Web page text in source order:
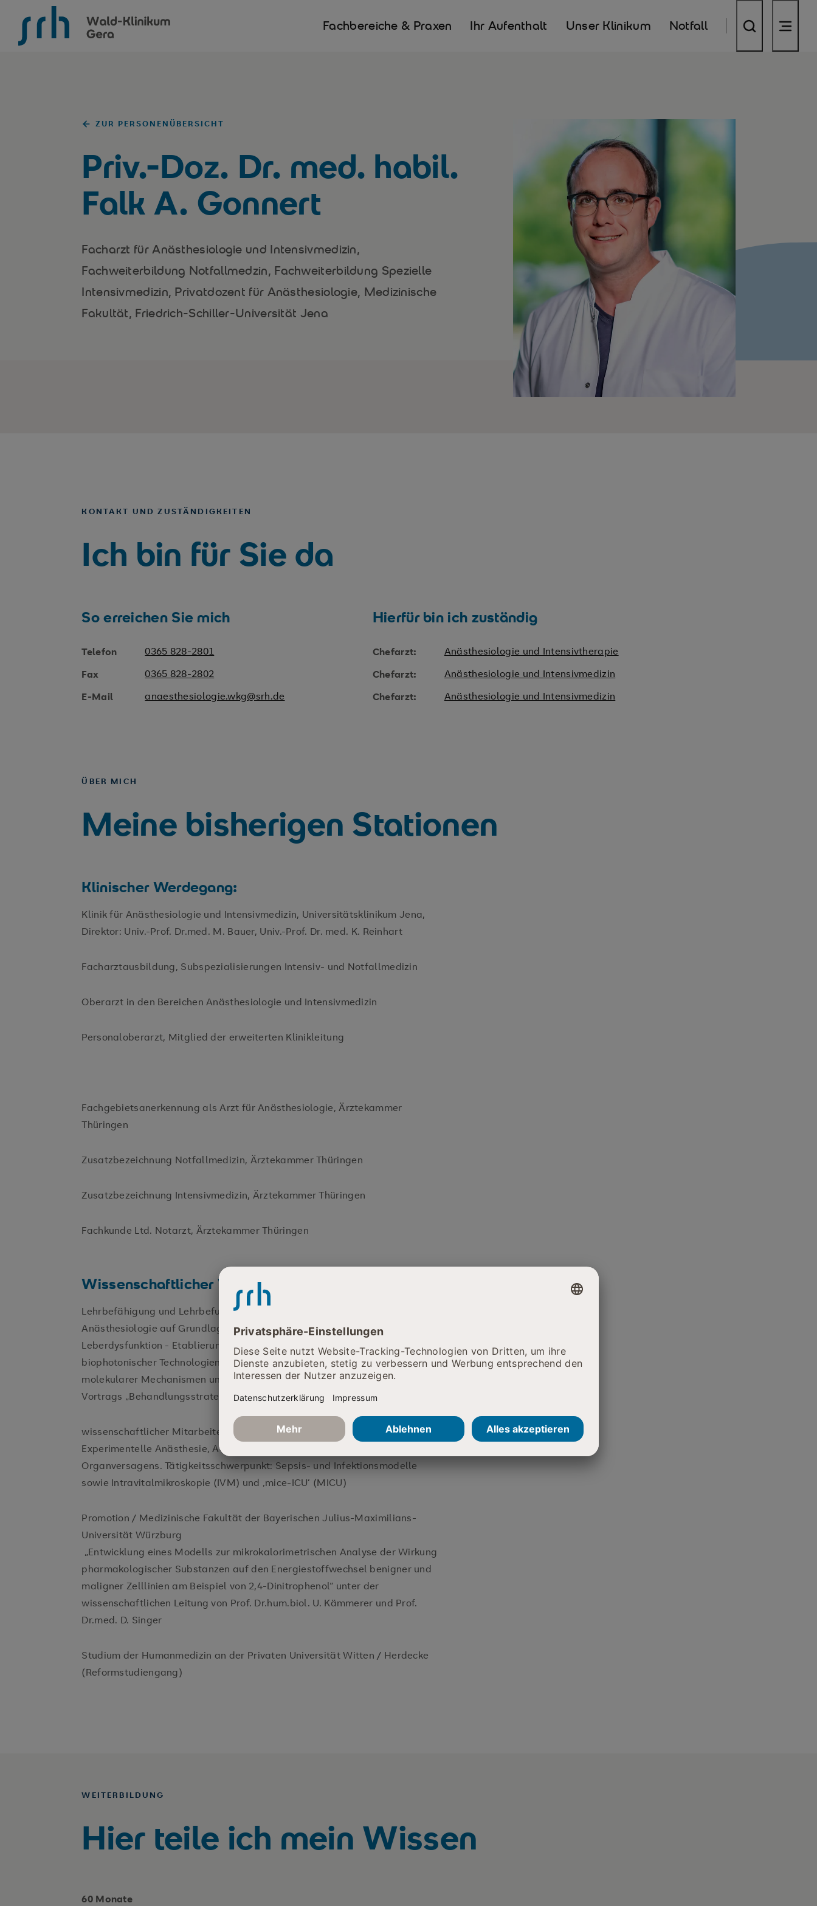
Fachbereiche & Praxen Ihr Aufenthalt Unser Klinikum Notfall
ZUR PERSONENÜBERSICHT
Priv.-Doz. Dr. med. habil.
Falk A. Gonnert
Facharzt für Anästhesiologie und Intensivmedizin,
Fachweiterbildung Notfallmedzin, Fachweiterbildung Spezielle
Intensivmedizin, Privatdozent für Anästhesiologie, Medizinische
Fakultät, Friedrich-Schiller-Universität Jena
KONTAKT UND ZUSTÄNDIGKEITEN
Ich bin für Sie da
So erreichen Sie mich
Telefon
0365 828-2801
Fax
0365 828-2802
E-Mail
anaesthesiologie.wkg@srh.de
Hierfür bin ich zuständig
Chefarzt:
Anästhesiologie und Intensivtherapie
Chefarzt:
Anästhesiologie und Intensivmedizin
Chefarzt:
Anästhesiologie und Intensivmedizin
ÜBER MICH
Meine bisherigen Stationen
Klinischer Werdegang:
Klinik für Anästhesiologie und Intensivmedizin, Universitätsklinikum Jena,
Direktor: Univ.-Prof. Dr.med. M. Bauer, Univ.-Prof. Dr. med. K. Reinhart
Facharztausbildung, Subspezialisierungen Intensiv- und Notfallmedizin
Oberarzt in den Bereichen Anästhesiologie und Intensivmedizin
Personaloberarzt, Mitglied der erweiterten Klinikleitung
Fachgebietsanerkennung als Arzt für Anästhesiologie, Ärztekammer
Thüringen
Zusatzbezeichnung Notfallmedizin, Ärztekammer Thüringen
Zusatzbezeichnung Intensivmedizin, Ärztekammer Thüringen
Fachkunde Ltd. Notarzt, Ärztekammer Thüringen
Wissenschaftlicher Werdegang:
Lehrbefähigung und Lehrbefugnis (Venia legendi) für das Fach
Anästhesiologie auf Grundlage der Habilitationsschrift „Sepsis-assoziierte
Leberdysfunktion - Etablierung tierexperimenteller Konzepte mit Anwendung
biophotonischer Technologien zur Untersuchung zugrunde liegender
molekularer Mechanismen und ihrer funktionellen Relevanz“ sowie des
Vortrags „Behandlungsstrategien des akuten Atemnotsyndroms (ARDS)“
wissenschaftlicher Mitarbeiter:
Experimentelle Anästhesie, AG Molekulare Mechanismen des
Organversagens. Tätigkeitsschwerpunkt: Sepsis- und Infektionsmodelle
sowie Intravitalmikroskopie (IVM) und ‚mice-ICU’ (MICU)
Promotion / Medizinische Fakultät der Bayerischen Julius-Maximilians-
Universität Würzburg
„Entwicklung eines Modells zur mikrokalorimetrischen Analyse der Wirkung
pharmakologischer Substanzen auf den Energiestoffwechsel benigner und
maligner Zelllinien am Beispiel von 2,4-Dinitrophenol“ unter der
wissenschaftlichen Leitung von Prof. Dr.hum.biol. U. Kämmerer und Prof.
Dr.med. D. Singer
Studium der Humanmedizin an der Privaten Universität Witten / Herdecke
(Reformstudiengang)
WEITERBILDUNG
Hier teile ich mein Wissen
60 Monate